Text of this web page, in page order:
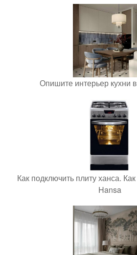
Опишите интерьер кухни
Как подключить плиту ханса.
Hansa